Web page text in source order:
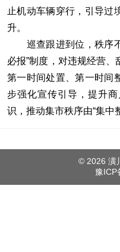
止机动车辆穿行，引导过
升。
巡查跟进到位，秩序不
必报”制度，对违规经营
第一时间处置、第一时间
步强化宣传引导，提升
识，推动集市秩序由“集中
© 2026 潢
豫ICP